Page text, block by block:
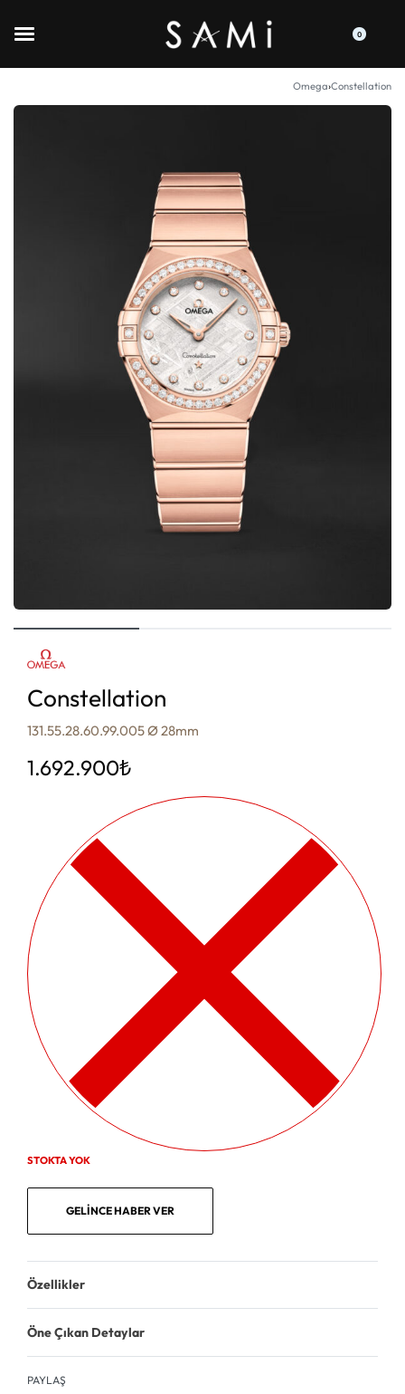
0
Omega›Constellation
Constellation
131.55.28.60.99.005 Ø 28mm
1.692.900₺
STOKTA YOK
GELINCE HABER VER
Özellikler
Öne Çıkan Detaylar
PAYLAŞ